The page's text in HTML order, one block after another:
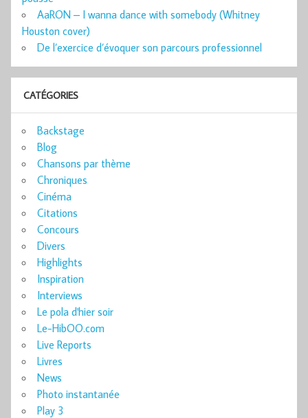
AaRON – I wanna dance with somebody (Whitney
Houston cover)
De l’exercice d’évoquer son parcours professionnel
CATÉGORIES
Backstage
Blog
Chansons par thème
Chroniques
Cinéma
Citations
Concours
Divers
Highlights
Inspiration
Interviews
Le pola d'hier soir
Le-HibOO.com
Live Reports
Livres
News
Photo instantanée
Play 3